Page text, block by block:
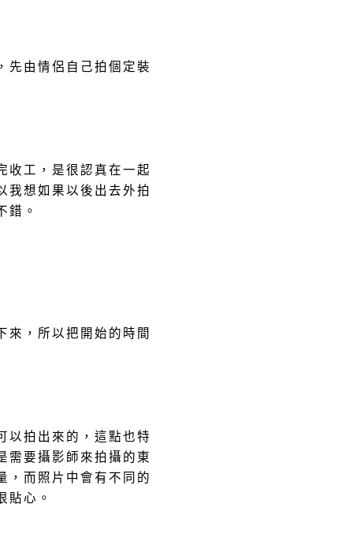
先由情侶自己拍個定裝
收工，是很認真在一起
我想如果以後出去外拍
錯。
來，所以把開始的時間
以拍出來的，這點也特
需要攝影師來拍攝的東
，而照片中會有不同的
貼心。